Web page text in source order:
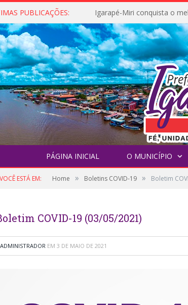
PUBLICAÇÕES:
PÁGINA INICIAL O MUNICÍPIO
VOCÊ ESTÁ EM: Home » Boletins COVID-19 » Boletim
COVID-19 (03/05/2021)
ADMINISTRADOR EM 3 DE MAIO DE 2021